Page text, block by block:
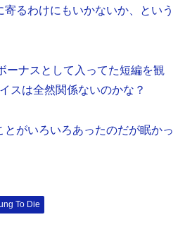
るわけにもいかないか、という
ーナスとして入ってた短編を観
スは全然関係ないのかな？
がいろいろあったのだが眠かっ
To Die